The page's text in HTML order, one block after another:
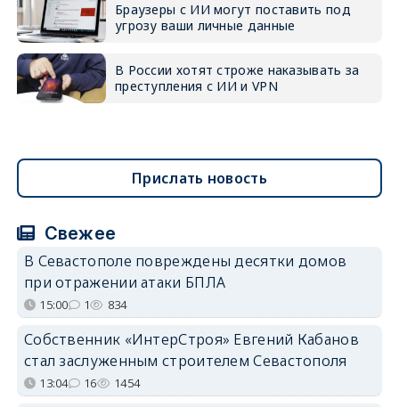
Браузеры с ИИ могут поставить под
угрозу ваши личные данные
В России хотят строже наказывать за
преступления с ИИ и VPN
Прислать новость
Свежее
В Севастополе повреждены десятки домов
при отражении атаки БПЛА
15:00 1 834
Собственник «ИнтерСтроя» Евгений Кабанов
стал заслуженным строителем Севастополя
13:04 16 1454